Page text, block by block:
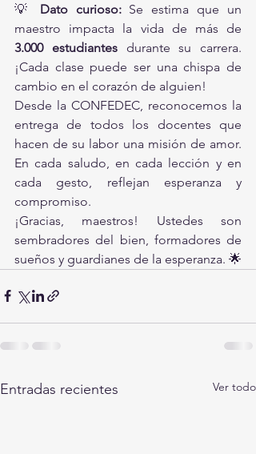
💡 Dato curioso: Se estima que un
3.000 estudiantes durante su carrera.
¡Cada clase puede ser una chispa de
cambio en el corazón de alguien!
Desde la CONFEDEC, reconocemos la
entrega de todos los docentes que
hacen de su labor una misión de amor.
En cada saludo, en cada lección y en
cada gesto, reflejan esperanza y
compromiso.
¡Gracias, maestros! Ustedes son
sembradores del bien, formadores de
sueños y guardianes de la esperanza. 🌟
Entradas recientes Ver todo